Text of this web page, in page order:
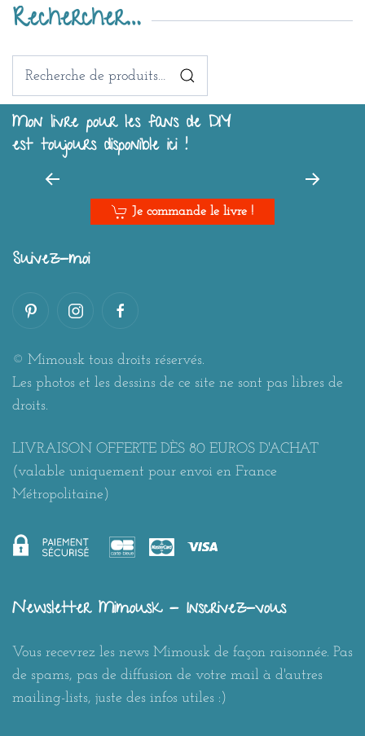
Rechercher…
Recherche
Mon livre pour les fans de DIY
est toujours disponible ici !
Je commande le livre !
Suivez-moi
© Mimousk tous droits réservés.
Les photos et les dessins de ce site ne sont pas libres de
droits.
LIVRAISON OFFERTE DÈS 80 EUROS D'ACHAT
(valable uniquement pour envoi en France
Métropolitaine)
Newsletter Mimousk - Inscrivez-vous
Vous recevrez les news Mimousk de façon raisonnée. Pas
de spams, pas de diffusion de votre mail à d'autres
mailing-lists, juste des infos utiles :)